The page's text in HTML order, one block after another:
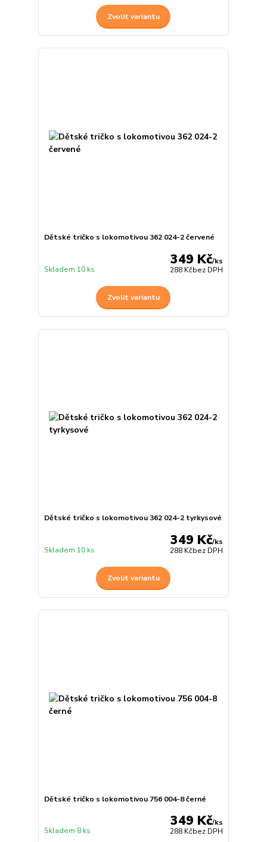
Zvolit variantu
Dětské tričko s lokomotivou 362 024-2 červené
349 Kč/ks
288 Kčbez DPH
Skladem 10 ks
Zvolit variantu
Dětské tričko s lokomotivou 362 024-2 tyrkysové
349 Kč/ks
288 Kčbez DPH
Skladem 10 ks
Zvolit variantu
Dětské tričko s lokomotivou 756 004-8 černé
349 Kč/ks
288 Kčbez DPH
Skladem 8 ks